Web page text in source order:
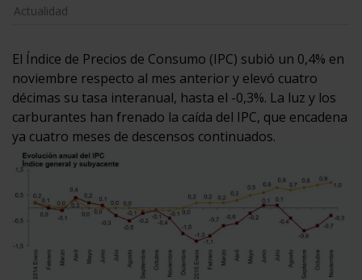
Actualidad
El Índice de Precios de Consumo (IPC) subió un 0,4% en
noviembre respecto al mes anterior y elevó cuatro
décimas su tasa interanual, hasta el -0,3%. La luz y los
carburantes han frenado la caída del IPC, que encadena
ya cuatro meses de descensos continuados.